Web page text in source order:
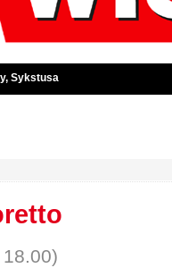
Sykstusa